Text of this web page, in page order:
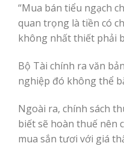
“Mua bán tiểu ngạch
quan trọng là tiền có
không nhất thiết phải
Bộ Tài chính ra văn
nghiệp đó không thể
Ngoài ra, chính sách
biết sẽ hoàn thuế nên
mua sắn tươi với giá